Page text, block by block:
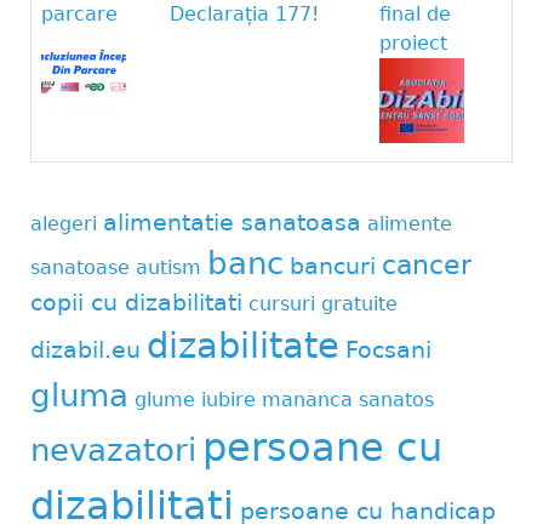
parcare
Declarația 177!
final de
proiect
alegeri alimentatie sanatoasa alimente
sanatoase autism banc bancuri cancer
copii cu dizabilitati cursuri gratuite
dizabil.eu dizabilitate Focsani
gluma glume iubire mananca sanatos
nevazatori persoane cu
dizabilitati persoane cu handicap